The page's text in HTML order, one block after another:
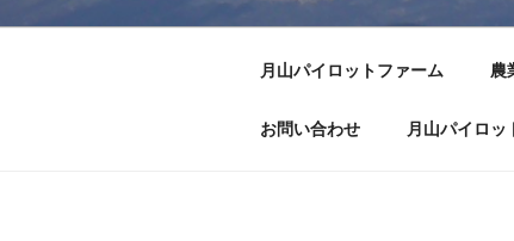
キ
月山パイロットファーム 農
お問い合わせ 月山パイロッ